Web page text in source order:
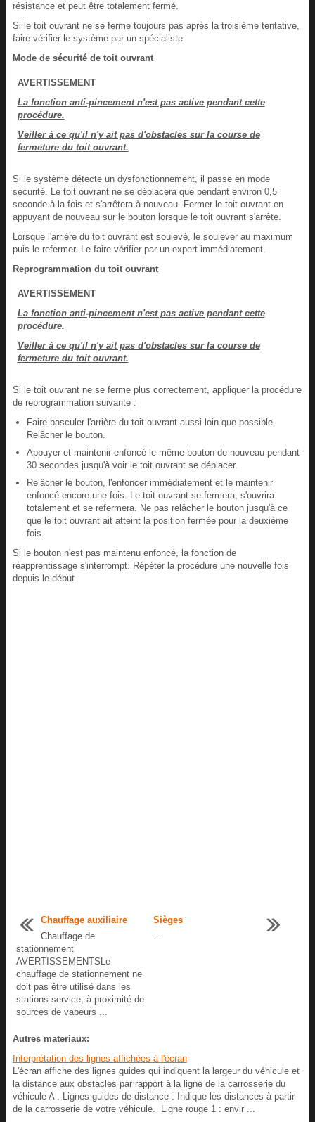
résistance et peut être totalement fermé.
Si le toit ouvrant ne se ferme toujours pas après la troisième tentative,
faire vérifier le système par un spécialiste.
Mode de sécurité de toit ouvrant
AVERTISSEMENT
La fonction anti-pincement n'est pas active pendant cette
procédure.
Veiller à ce qu'il n'y ait pas d'obstacles sur la course de
fermeture du toit ouvrant.
Si le système détecte un dysfonctionnement, il passe en mode
sécurité. Le toit ouvrant ne se déplacera que pendant environ 0,5
seconde à la fois et s'arrêtera à nouveau. Fermer le toit ouvrant en
appuyant de nouveau sur le bouton lorsque le toit ouvrant s'arrête.
Lorsque l'arrière du toit ouvrant est soulevé, le soulever au maximum
puis le refermer. Le faire vérifier par un expert immédiatement.
Reprogrammation du toit ouvrant
AVERTISSEMENT
La fonction anti-pincement n'est pas active pendant cette
procédure.
Veiller à ce qu'il n'y ait pas d'obstacles sur la course de
fermeture du toit ouvrant.
Si le toit ouvrant ne se ferme plus correctement, appliquer la procédure
de reprogrammation suivante :
Faire basculer l'arrière du toit ouvrant aussi loin que possible.
Relâcher le bouton.
Appuyer et maintenir enfoncé le même bouton de nouveau pendant
30 secondes jusqu'à voir le toit ouvrant se déplacer.
Relâcher le bouton, l'enfoncer immédiatement et le maintenir
enfoncé encore une fois. Le toit ouvrant se fermera, s'ouvrira
totalement et se refermera. Ne pas relâcher le bouton jusqu'à ce
que le toit ouvrant ait atteint la position fermée pour la deuxième
fois.
Si le bouton n'est pas maintenu enfoncé, la fonction de
réapprentissage s'interrompt. Répéter la procédure une nouvelle fois
depuis le début.
Chauffage auxiliaire
Chauffage de
stationnement
AVERTISSEMENTSLe
chauffage de stationnement ne
doit pas être utilisé dans les
stations-service, à proximité de
sources de vapeurs ...
Sièges
Autres materiaux:
Interprétation des lignes affichées à l'écran
L'écran affiche des lignes guides qui indiquent la largeur du véhicule et
la distance aux obstacles par rapport à la ligne de la carrosserie du
véhicule A . Lignes guides de distance : Indique les distances à partir
de la carrosserie de votre véhicule. Ligne rouge 1 : envir ...